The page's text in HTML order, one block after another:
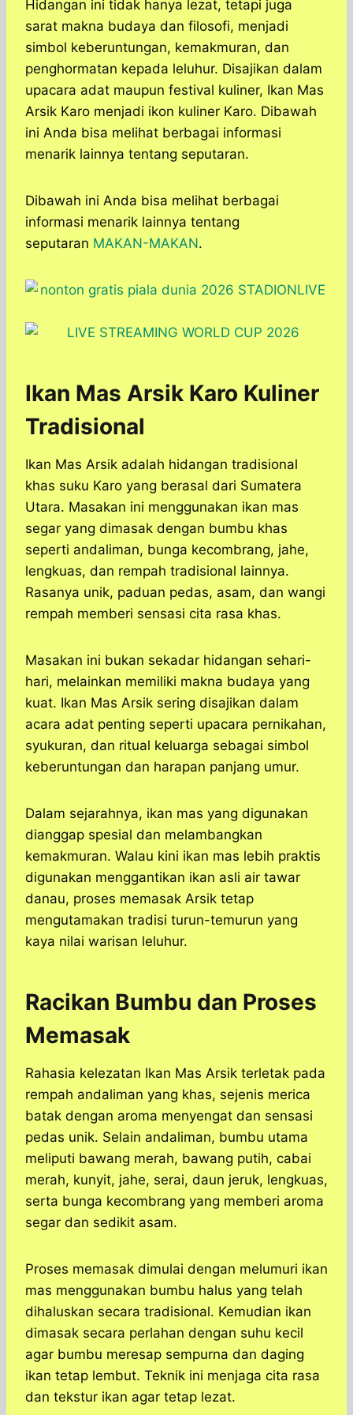
Hidangan ini tidak hanya lezat, tetapi juga
sarat makna budaya dan filosofi, menjadi
simbol keberuntungan, kemakmuran, dan
penghormatan kepada leluhur. Disajikan dalam
upacara adat maupun festival kuliner, Ikan Mas
Arsik Karo menjadi ikon kuliner Karo. Dibawah
ini Anda bisa melihat berbagai informasi
menarik lainnya tentang seputaran.
Dibawah ini Anda bisa melihat berbagai
informasi menarik lainnya tentang
seputaran MAKAN-MAKAN.
Ikan Mas Arsik Karo Kuliner
Tradisional
Ikan Mas Arsik adalah hidangan tradisional
khas suku Karo yang berasal dari Sumatera
Utara. Masakan ini menggunakan ikan mas
segar yang dimasak dengan bumbu khas
seperti andaliman, bunga kecombrang, jahe,
lengkuas, dan rempah tradisional lainnya.
Rasanya unik, paduan pedas, asam, dan wangi
rempah memberi sensasi cita rasa khas.
Masakan ini bukan sekadar hidangan sehari-
hari, melainkan memiliki makna budaya yang
kuat. Ikan Mas Arsik sering disajikan dalam
acara adat penting seperti upacara pernikahan,
syukuran, dan ritual keluarga sebagai simbol
keberuntungan dan harapan panjang umur.
Dalam sejarahnya, ikan mas yang digunakan
dianggap spesial dan melambangkan
kemakmuran. Walau kini ikan mas lebih praktis
digunakan menggantikan ikan asli air tawar
danau, proses memasak Arsik tetap
mengutamakan tradisi turun-temurun yang
kaya nilai warisan leluhur.
Racikan Bumbu dan Proses
Memasak
Rahasia kelezatan Ikan Mas Arsik terletak pada
rempah andaliman yang khas, sejenis merica
batak dengan aroma menyengat dan sensasi
pedas unik. Selain andaliman, bumbu utama
meliputi bawang merah, bawang putih, cabai
merah, kunyit, jahe, serai, daun jeruk, lengkuas,
serta bunga kecombrang yang memberi aroma
segar dan sedikit asam.
Proses memasak dimulai dengan melumuri ikan
mas menggunakan bumbu halus yang telah
dihaluskan secara tradisional. Kemudian ikan
dimasak secara perlahan dengan suhu kecil
agar bumbu meresap sempurna dan daging
ikan tetap lembut. Teknik ini menjaga cita rasa
dan tekstur ikan agar tetap lezat.